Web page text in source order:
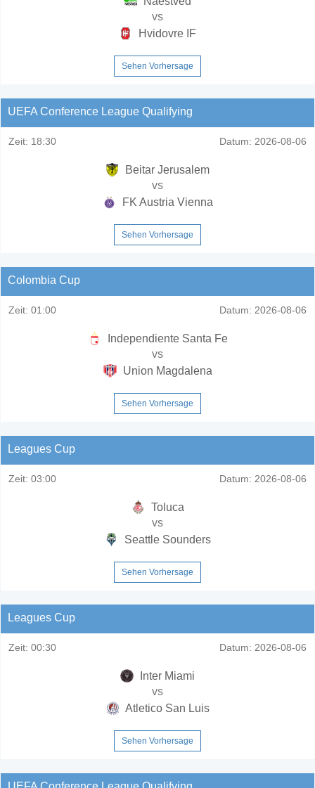
vs
Hvidovre IF
Sehen Vorhersage
UEFA Conference League Qualifying
Zeit: 18:30 Datum: 2026-08-06
Beitar Jerusalem
vs
FK Austria Vienna
Sehen Vorhersage
Colombia Cup
Zeit: 01:00 Datum: 2026-08-06
Independiente Santa Fe
vs
Union Magdalena
Sehen Vorhersage
Leagues Cup
Zeit: 03:00 Datum: 2026-08-06
Toluca
vs
Seattle Sounders
Sehen Vorhersage
Leagues Cup
Zeit: 00:30 Datum: 2026-08-06
Inter Miami
vs
Atletico San Luis
Sehen Vorhersage